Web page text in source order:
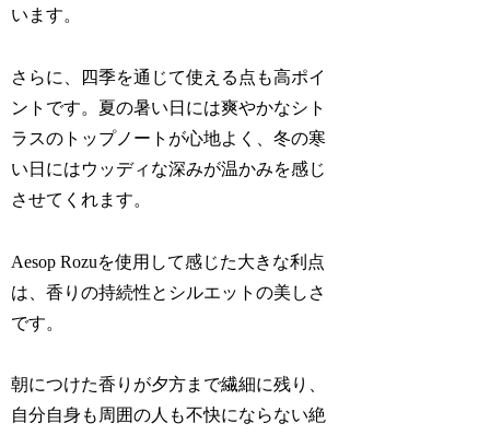
います。
さらに、四季を通じて使える点も高ポイ
ントです。夏の暑い日には爽やかなシト
ラスのトップノートが心地よく、冬の寒
い日にはウッディな深みが温かみを感じ
させてくれます。
Aesop Rozuを使用して感じた大きな利点
は、香りの持続性とシルエットの美しさ
です。
朝につけた香りが夕方まで繊細に残り、
自分自身も周囲の人も不快にならない絶